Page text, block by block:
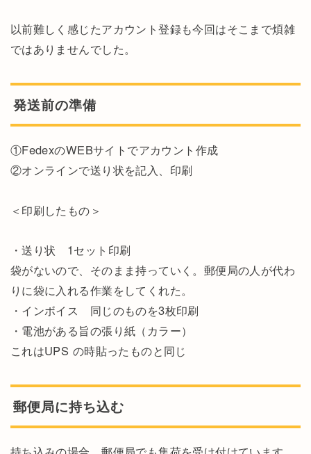
以前難しく感じたアカウント登録も今回はそこまで煩雑
ではありませんでした。
発送前の準備
①FedexのWEBサイトでアカウント作成
②オンラインで送り状を記入、印刷
＜印刷したもの＞
・送り状 1セット印刷
袋がないので、そのまま持っていく。郵便局の人が代わ
りに袋に入れる作業をしてくれた。
・インボイス 同じのものを3枚印刷
・電池がある旨の張り紙（カラー）
これはUPS の時貼ったものと同じ
郵便局に持ち込む